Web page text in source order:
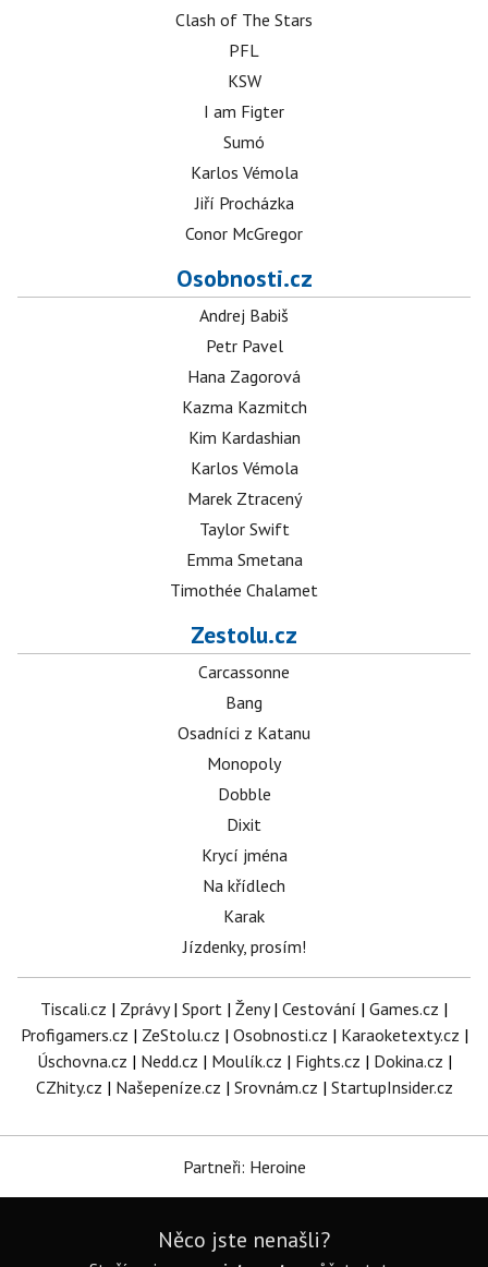
Clash of The Stars
PFL
KSW
I am Figter
Sumó
Karlos Vémola
Jiří Procházka
Conor McGregor
Osobnosti.cz
Andrej Babiš
Petr Pavel
Hana Zagorová
Kazma Kazmitch
Kim Kardashian
Karlos Vémola
Marek Ztracený
Taylor Swift
Emma Smetana
Timothée Chalamet
Zestolu.cz
Carcassonne
Bang
Osadníci z Katanu
Monopoly
Dobble
Dixit
Krycí jména
Na křídlech
Karak
Jízdenky, prosím!
Tiscali.cz | Zprávy| Sport | Ženy| Cestování | Games.cz |
Profigamers.cz | ZeStolu.cz | Osobnosti.cz | Karaoketexty.cz |
Úschovna.cz | Nedd.cz | Moulík.cz | Fights.cz | Dokina.cz |
CZhity.cz | Našepeníze.cz | Srovnám.cz | StartupInsider.cz
Partneři: Heroine
Něco jste nenašli?